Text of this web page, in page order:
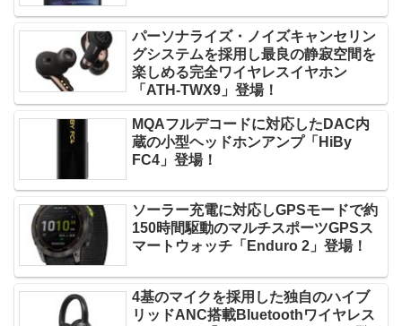
パーソナライズ・ノイズキャンセリン
グシステムを採用し最良の静寂空間を
楽しめる完全ワイヤレスイヤホン
「ATH-TWX9」登場！
MQAフルデコードに対応したDAC内
蔵の小型ヘッドホンアンプ「HiBy
FC4」登場！
ソーラー充電に対応しGPSモードで約
150時間駆動のマルチスポーツGPSス
マートウォッチ「Enduro 2」登場！
4基のマイクを採用した独自のハイブ
リッドANC搭載Bluetoothワイヤレス